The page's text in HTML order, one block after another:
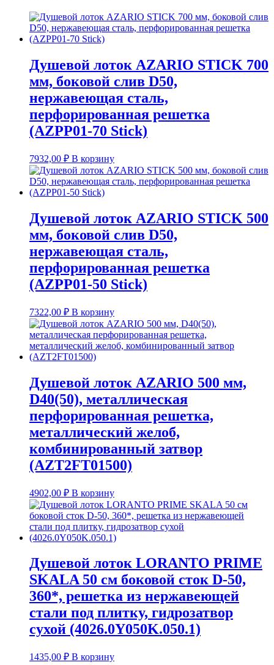
Душевой лоток AZARIO STICK 700
мм, боковой слив D50,
нержавеющая сталь,
перфорированная решетка
(AZPP01-70 Stick)
7932,00 ₽ В корзину
Душевой лоток AZARIO STICK 500
мм, боковой слив D50,
нержавеющая сталь,
перфорированная решетка
(AZPP01-50 Stick)
7322,00 ₽ В корзину
Душевой лоток AZARIO 500 мм,
D40(50), металлическая
перфорированная решетка,
металлический желоб,
комбинированный затвор
(AZT2FT01500)
4902,00 ₽ В корзину
Душевой лоток LORANTO PRIME
SKALA 50 см боковой сток D-50,
360*, решетка из нержавеющей
стали под плитку, гидрозатвор
сухой (4026.0Y050K.050.1)
1435,00 ₽ В корзину